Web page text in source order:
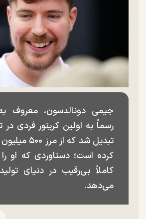
رسماً به اولین کریتور فردی در
تبدیل شد که
کرده است؛ دستاوردی که او
کاملاً بی‌رقیب در دنیای
می‌دهد.